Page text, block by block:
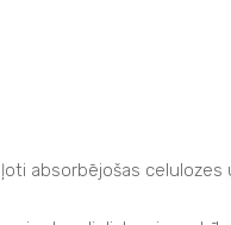
absorbējošas